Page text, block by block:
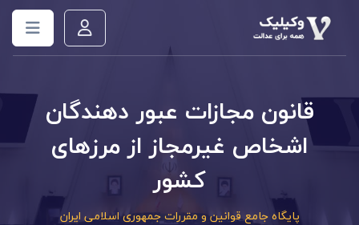
قانون مجازات عبور دهندگان
اشخاص غیرمجاز از مرزهای
کشور
پایگاه جامع قوانین و مقررات جمهوری اسلامی ایران